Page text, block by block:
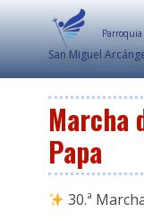
Parroquia
San Miguel
Marcha
Papa
30.ª